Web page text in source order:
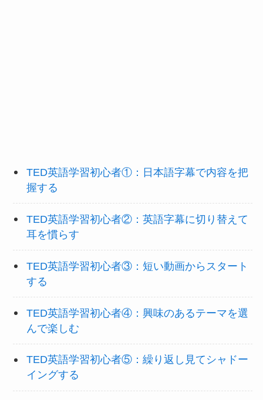
TED英語学習初心者①：日本語字幕で内容を把
握する
TED英語学習初心者②：英語字幕に切り替えて
耳を慣らす
TED英語学習初心者③：短い動画からスタート
する
TED英語学習初心者④：興味のあるテーマを選
んで楽しむ
TED英語学習初心者⑤：繰り返し見てシャドー
イングする